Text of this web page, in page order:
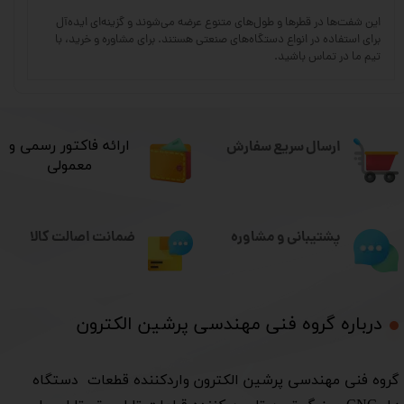
این شفت‌ها در قطرها و طول‌های متنوع عرضه می‌شوند و گزینه‌ای ایده‌آل
برای استفاده در انواع دستگاه‌های صنعتی هستند. برای مشاوره و خرید، با
تیم ما در تماس باشید.
ارسال سریع سفارش
درباره گروه فنی مهندسی پرشین الکترون​​​​​​​
​گروه فنی مهندسی پرشین الکترون واردکننده قطعات دستگاه
​ارائه فاکتور رسمی و
معمولی
پشتیبانی و مشاوره ضمانت اصالت کالا